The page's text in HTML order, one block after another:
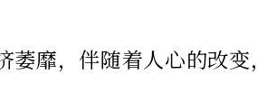
萎靡，伴随着人心的改